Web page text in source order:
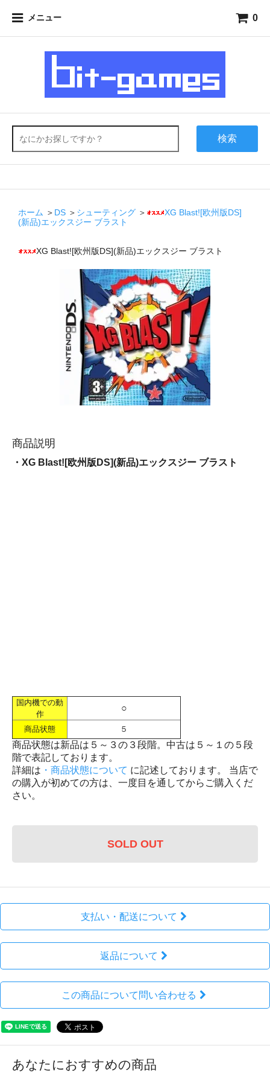
メニュー 0
検索
ホーム ＞ DS ＞ シューティング ＞
XG Blast![欧州版DS]
(新品)エックスジー ブラスト
XG Blast![欧州版DS](新品)エックスジー ブラスト
商品説明
・XG Blast![欧州版DS](新品)エックスジー ブラスト
国内機での動
作
○
商品状態 ５
商品状態は新品は５～３の３段階。中古は５～１の５段
階で表記しております。
詳細は ・商品状態について に記述しております。 当店で
の購入が初めての方は、一度目を通してからご購入くだ
さい。
SOLD OUT
支払い・配送について
返品について
この商品について問い合わせる
あなたにおすすめの商品